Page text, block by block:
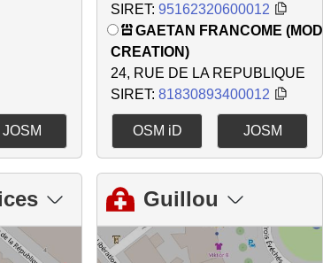
JOSM
SIRET: 95162320600012
GAETAN FRANCOME (MOD
CREATION)
24, RUE DE LA REPUBLIQUE
SIRET: 81830893400012
OSM iD JOSM
Guillou